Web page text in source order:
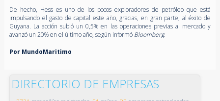
De hecho, Hess es uno de los pocos exploradores de petróleo que está
impulsando el gasto de capital este año, gracias, en gran parte, al éxito de
Guyana. La acción subió un 0,5% en las operaciones previas al mercado y
avanzó un 20% en el último año, según informó Bloomberg.
Por MundoMaritimo
DIRECTORIO DE EMPRESAS